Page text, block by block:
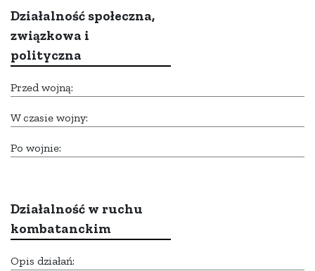
Działalność społeczna,
związkowa i
polityczna
Przed wojną:
W czasie wojny:
Po wojnie:
Działalność w ruchu
kombatanckim
Opis działań: